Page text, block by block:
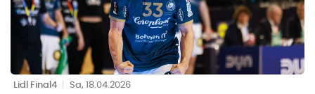
Lidl Final4 Sa, 18.04.2026